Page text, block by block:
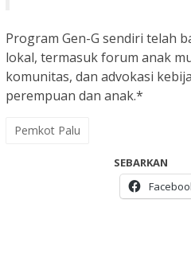
Program Gen-G sendiri telah
lokal, termasuk forum anak
komunitas, dan advokasi
perempuan dan anak.*
Pemkot Palu
SEBARKAN